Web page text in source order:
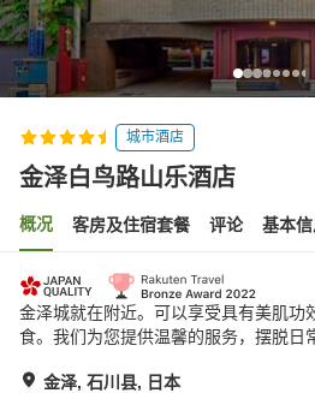
城市酒店
金泽白鸟路山乐酒店
概况 客房及住宿套餐 评论 基本信
金泽城就在附近。可以享受具有美肌功
食。我们为您提供温馨的服务，摆脱日
金泽, 石川县, 日本